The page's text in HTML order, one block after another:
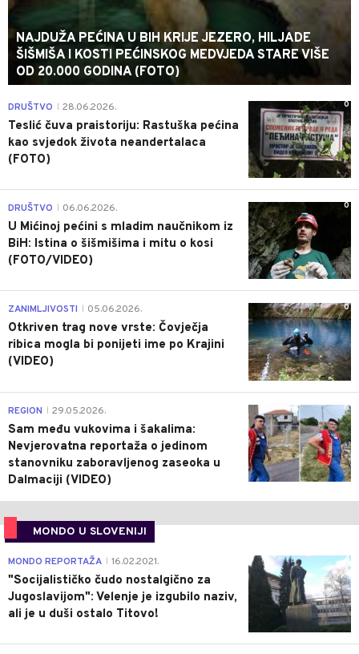
NAJDUŽA PEĆINA U BIH KRIJE JEZERO, HILJADE
ŠIŠMIŠA I KOSTI PEĆINSKOG MEDVJEDA STARE VIŠE
OD 20.000 GODINA (FOTO)
0
DRUŠTVO 28.06.2026.
Teslić čuva praistoriju: Rastuška pećina
kao svjedok života neandertalaca
(FOTO)
0
DRUŠTVO 06.06.2026.
U Mićinoj pećini s mladim naučnikom iz
BiH: Istina o šišmišima i mitu o kosi
(FOTO/VIDEO)
0
ZANIMLJIVOSTI 05.06.2026.
Otkriven trag nove vrste: Čovječja
ribica mogla bi ponijeti ime po Krajini
(VIDEO)
0
REGION 29.05.2026.
Sam među vukovima i šakalima:
Nevjerovatna reportaža o jedinom
stanovniku zaboravljenog zaseoka u
Dalmaciji (VIDEO)
MONDO U SLOVENIJI
4
MONDO REPORTAŽA 16.02.2021.
"Socijalističko čudo nostalgično za
Jugoslavijom": Velenje je izgubilo naziv,
ali je u duši ostalo Titovo!